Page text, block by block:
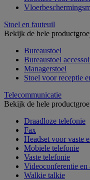
Stoel en fauteuil
Bekijk de hele
Bureaustoel
Bureaustoel
Managerstoel
Stoel voor receptie
Telecommunicatie
Bekijk de hele
Draadloze telefonie
Fax
Headset voor vaste
Mobiele telefonie
Vaste telefonie
Videoconferentie en
Walkie talkie